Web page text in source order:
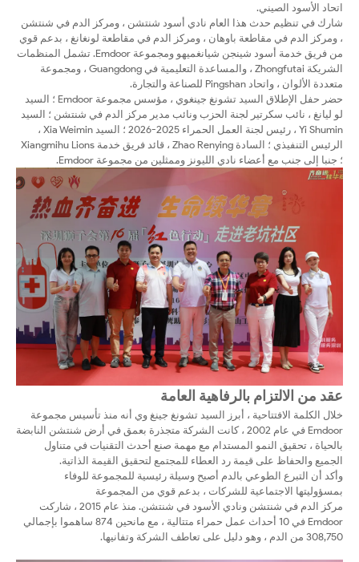
اتحاد الأسود الصيني.
شارك في تنظيم حدث هذا العام نادي أسود شنتشن ، ومركز الدم في شنتشن
، ومركز الدم في مقاطعة باوهان ، ومركز الدم في مقاطعة لونغانغ ، بدعم قوي
من فريق خدمة أسود شينجن شيانغميهو ومجموعة Emdoor. تشمل المنظمات
الشريكة Zhongfutai ، والمساعدة التعليمية في Guangdong ، ومجموعة
متعددة الألوان ، واتحاد Pingshan للصناعة والتجارة.
حضر حفل الإطلاق السيد تشونغ جينغوي ، مؤسس مجموعة Emdoor ؛ السيد
لو ليانغ ، نائب سكرتير لجنة الحزب ونائب مدير مركز الدم في شنتشن ؛ السيد
Yi Shumin ، رئيس لجنة العمل الحمراء 2025-2026 ؛ السيد Xia Weimin ،
الرئيس التنفيذي ؛ السادة Zhao Renying ، قائد فريق خدمة Xiangmihu Lions
؛ جنبا إلى جنب مع أعضاء نادي الليونز وممثلين من مجموعة Emdoor.
عقد من الالتزام بالرفاهية العامة
خلال الكلمة الافتتاحية ، أبرز السيد تشونغ جينغ وي أنه منذ تأسيس مجموعة
Emdoor في عام 2002 ، كانت الشركة متجذرة بعمق في أرض شنتشن النابضة
بالحياة ، تحقيق النمو المستدام مع مهمة صنع أحدث التقنيات في متناول
الجميع والحفاظ على قيمة رد العطاء للمجتمع لتحقيق القيمة الذاتية.
وأكد أن التبرع الطوعي بالدم أصبح وسيلة رئيسية للمجموعة للوفاء
بمسؤوليتها الاجتماعية للشركات ، بدعم قوي من المجموعة
مركز الدم في شنتشن ونادي الأسود في شنتشن. منذ عام 2015 ، شاركت
Emdoor في 10 أحداث عمل حمراء متتالية ، مع مانحين 874 ساهموا بإجمالي
308,750 من الدم ، وهو دليل على تعاطف الشركة وتفانيها.